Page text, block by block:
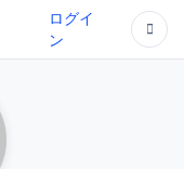
ログイ
ン